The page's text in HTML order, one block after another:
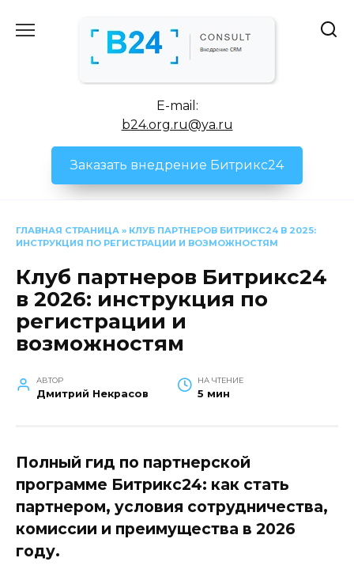
E-mail:
b24.org.ru@ya.ru
Заказать внедрение Битрикс24
ГЛАВНАЯ СТРАНИЦА » КЛУБ ПАРТНЕРОВ БИТРИКС24 В 2025:
ИНСТРУКЦИЯ ПО РЕГИСТРАЦИИ И ВОЗМОЖНОСТЯМ
Клуб партнеров Битрикс24
в 2026: инструкция по
регистрации и
возможностям
АВТОР
Дмитрий Некрасов
НА ЧТЕНИЕ
5 мин
Полный гид по партнерской
программе Битрикс24: как стать
партнером, условия сотрудничества,
комиссии и преимущества в 2026
году.